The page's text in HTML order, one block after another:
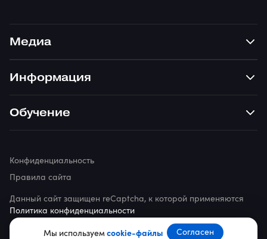
Мы используемcookie-файлы Согласен
Медиа
Информация
Обучение
© 2026 ppc.world
Данный сайт защищен reCaptcha, к которой применяются
Политика конфиденциальности
Конфиденциальность
Правила сайта